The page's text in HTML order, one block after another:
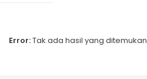
Error:Tak ada hasil yang ditemukan